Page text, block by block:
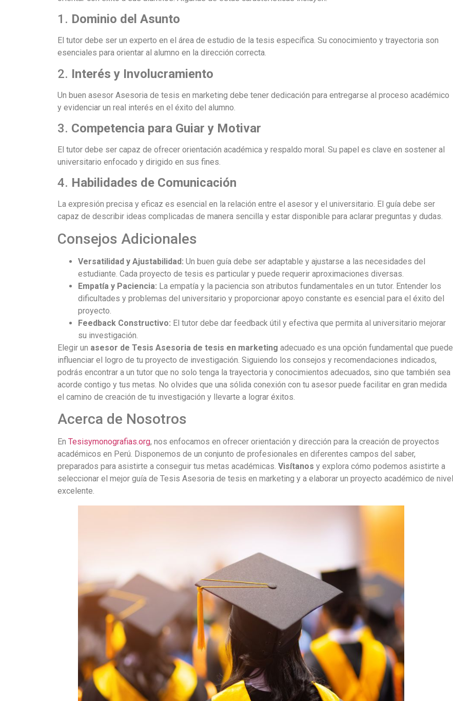
1. Dominio del Asunto
El tutor debe ser un experto en el área de estudio de la tesis específica. Su conocimiento y trayectoria son
esenciales para orientar al alumno en la dirección correcta.
2. Interés y Involucramiento
Un buen asesor Asesoria de tesis en marketing debe tener dedicación para entregarse al proceso académico
y evidenciar un real interés en el éxito del alumno.
3. Competencia para Guiar y Motivar
El tutor debe ser capaz de ofrecer orientación académica y respaldo moral. Su papel es clave en sostener al
universitario enfocado y dirigido en sus fines.
4. Habilidades de Comunicación
La expresión precisa y eficaz es esencial en la relación entre el asesor y el universitario. El guía debe ser
capaz de describir ideas complicadas de manera sencilla y estar disponible para aclarar preguntas y dudas.
Consejos Adicionales
Versatilidad y Ajustabilidad: Un buen guía debe ser adaptable y ajustarse a las necesidades del
estudiante. Cada proyecto de tesis es particular y puede requerir aproximaciones diversas.
Empatía y Paciencia: La empatía y la paciencia son atributos fundamentales en un tutor. Entender los
dificultades y problemas del universitario y proporcionar apoyo constante es esencial para el éxito del
proyecto.
Feedback Constructivo: El tutor debe dar feedback útil y efectiva que permita al universitario mejorar
su investigación.
Elegir un asesor de Tesis Asesoria de tesis en marketing adecuado es una opción fundamental que puede
influenciar el logro de tu proyecto de investigación. Siguiendo los consejos y recomendaciones indicados,
podrás encontrar a un tutor que no solo tenga la trayectoria y conocimientos adecuados, sino que también sea
acorde contigo y tus metas. No olvides que una sólida conexión con tu asesor puede facilitar en gran medida
el camino de creación de tu investigación y llevarte a lograr éxitos.
Acerca de Nosotros
En Tesisymonografias.org, nos enfocamos en ofrecer orientación y dirección para la creación de proyectos
académicos en Perú. Disponemos de un conjunto de profesionales en diferentes campos del saber,
preparados para asistirte a conseguir tus metas académicas. Visítanos y explora cómo podemos asistirte a
seleccionar el mejor guía de Tesis Asesoria de tesis en marketing y a elaborar un proyecto académico de nivel
excelente.